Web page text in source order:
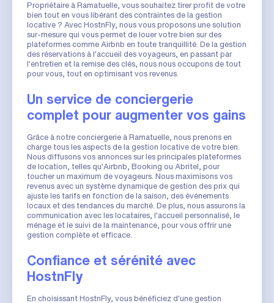
Propriétaire à Ramatuelle, vous souhaitez tirer profit de votre
bien tout en vous libérant des contraintes de la gestion
locative ? Avec HostnFly, nous vous proposons une solution
sur-mesure qui vous permet de louer votre bien sur des
plateformes comme Airbnb en toute tranquillité. De la gestion
des réservations à l'accueil des voyageurs, en passant par
l'entretien et la remise des clés, nous nous occupons de tout
pour vous, tout en optimisant vos revenus.
Un service de conciergerie
complet pour augmenter vos gains
Grâce à notre conciergerie à Ramatuelle, nous prenons en
charge tous les aspects de la gestion locative de votre bien.
Nous diffusons vos annonces sur les principales plateformes
de location, telles qu'Airbnb, Booking ou Abritel, pour
toucher un maximum de voyageurs. Nous maximisons vos
revenus avec un système dynamique de gestion des prix qui
ajuste les tarifs en fonction de la saison, des événements
locaux et des tendances du marché. De plus, nous assurons la
communication avec les locataires, l'accueil personnalisé, le
ménage et le suivi de la maintenance, pour vous offrir une
gestion complète et efficace.
Confiance et sérénité avec
HostnFly
En choisissant HostnFly, vous bénéficiez d'une gestion